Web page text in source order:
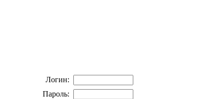
Логин:
Пароль: